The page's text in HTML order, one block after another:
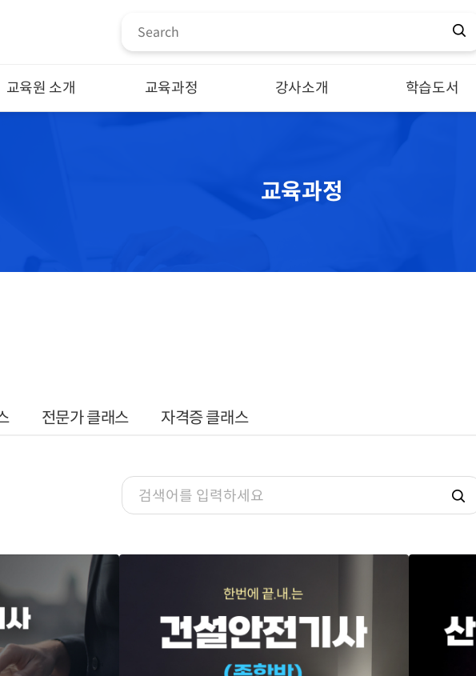
교육원 소개 교육과정 강사소개
셀린
학습도서
교육과정
전문가 클래스 자격증 클래스